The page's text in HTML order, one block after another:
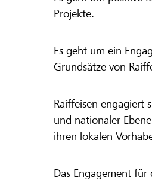
Projekte.
Es geht um ein
Grundsätze von
Raiffeisen engagiert
und nationaler
ihren lokalen
Das Engagement